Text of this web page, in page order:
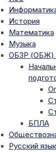
История
Математика
Музыка
ОБЗР (ОБЖ)
БПЛА
Русский